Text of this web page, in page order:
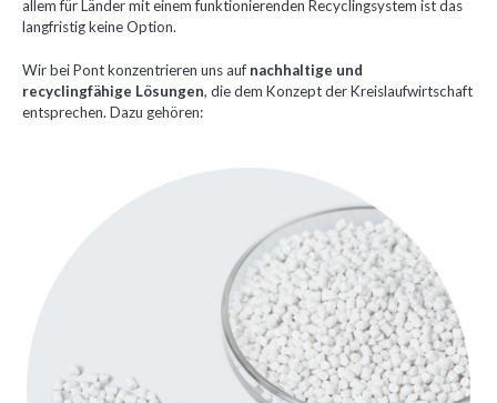
allem für Länder mit einem funktionierenden Recyclingsystem ist das
langfristig keine Option.
Wir bei Pont konzentrieren uns auf nachhaltige und
recyclingfähige Lösungen, die dem Konzept der Kreislaufwirtschaft
entsprechen. Dazu gehören: